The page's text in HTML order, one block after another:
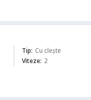
Tip: Cu clește
Viteze: 2